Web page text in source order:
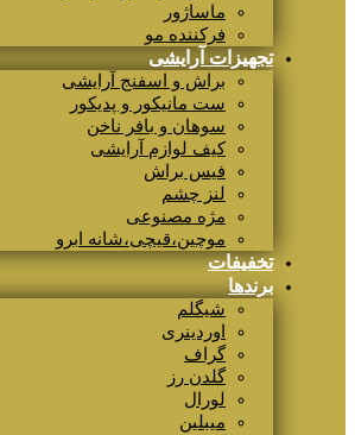
ماساژور
فرکننده مو
تجهیزات آرایشی
براش و اسفنج آرایشی
ست مانیکور و پدیکور
سوهان و بافر ناخن
کیف لوازم آرایشی
فیس براش
لنز چشم
مژه مصنوعی
موچین،قیچی،شانه ابرو
تخفیفات
برندها
شیگلم
اوردینری
گراف
گلدن رز
لورال
میبلین